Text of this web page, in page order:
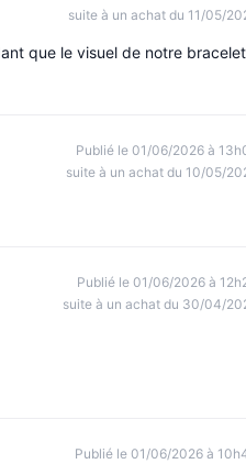
suite à un achat du 11/05/
que le visuel de notre bracelet
Publié le 01/06/2026 à
suite à un achat du 10/05/
Publié le 01/06/2026 à
suite à un achat du 30/04/
Publié le 01/06/2026 à